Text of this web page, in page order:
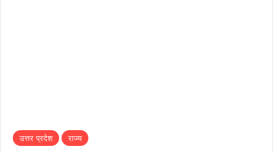
उत्तर प्रदेश राज्य